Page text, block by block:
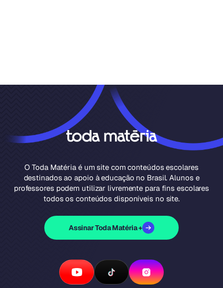
O Toda Matéria é um site com conteúdos escolares
destinados ao apoio à educação no Brasil. Alunos e
professores podem utilizar livremente para fins escolares
todos os conteúdos disponíveis no site.
Assinar Toda Matéria +